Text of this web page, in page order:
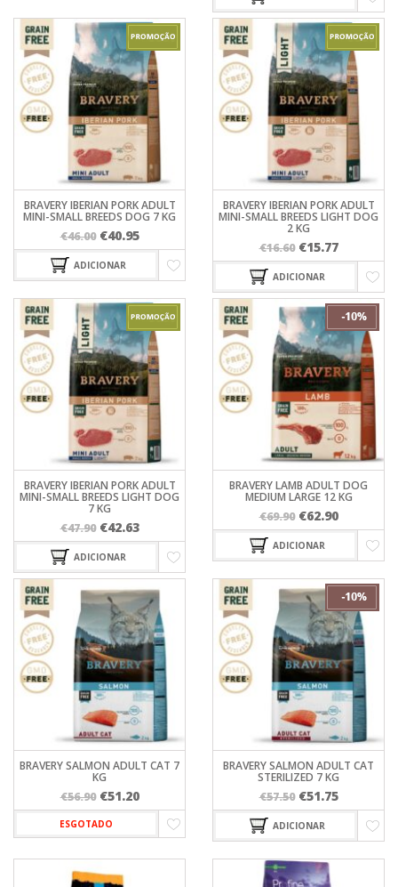
€68.90.€62.02.
era:
€72.00.
é:
€64.80.
BRAVERY IBERIAN PORK ADULT
MINI-SMALL BREEDS DOG 7 KG
€46.00 O
preço
original
€46.00.
€40.95O
preço
atual
€40.95.
ADICIONAR
BRAVERY IBERIAN PORK ADULT
MINI-SMALL BREEDS LIGHT DOG
2 KG
€16.60 O
preço
original
era:
€16.60.
€15.77O
preço
atual
é:
€15.77.
ADICIONAR
BRAVERY IBERIAN PORK ADULT
MINI-SMALL BREEDS LIGHT DOG
7 KG
€47.90 O
preço
original
era:
€47.90.
€42.63O
preço
atual
é:
€42.63.
ADICIONAR
BRAVERY LAMB ADULT DOG
MEDIUM LARGE 12 KG
€69.90 O
preço
original
€69.90.
€62.90O
preço
atual
€62.90.
ADICIONAR
BRAVERY SALMON ADULT CAT 7
KG
€56.90 O
preço
original
€51.20O
preço
atual
ESGOTADO
BRAVERY SALMON ADULT CAT
STERILIZED 7 KG
€57.50 O
preço
original
€57.50.
€51.75O
preço
atual
ADICIONAR